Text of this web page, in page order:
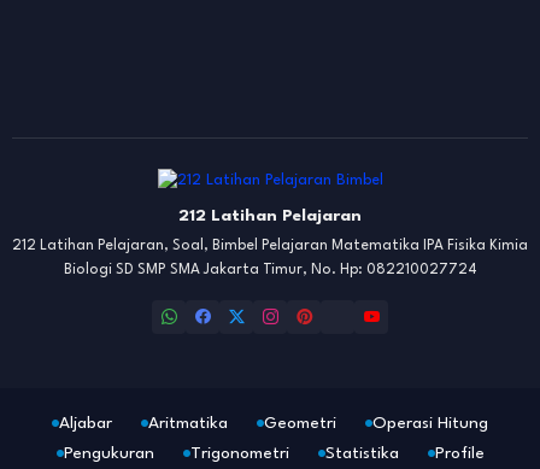
212 Latihan Pelajaran
212 Latihan Pelajaran, Soal, Bimbel Pelajaran Matematika IPA Fisika Kimia
Biologi SD SMP SMA Jakarta Timur, No. Hp: 082210027724
Aljabar Aritmatika Geometri
Operasi Hitung
Pengukuran
Trigonometri Statistika Profile